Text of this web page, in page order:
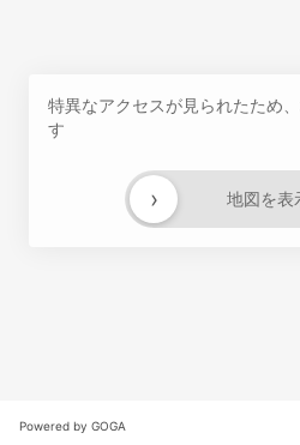
特異なアクセスが見られたため
す
地図を表
›
Powered by GOGA